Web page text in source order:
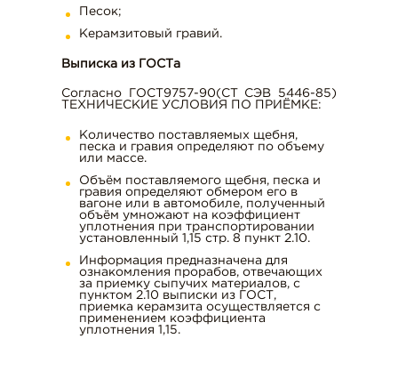
НАШИ УСЛУГИ
г. Тула, ул. С. Перовской, д. 4, оф. 10
t-s71@mail.ru
Песок;
Керамзитовый гравий.
Выписка из ГОСТа
Согласно ГОСТ9757-90(СТ СЭВ 5446-85)
ТЕХНИЧЕСКИЕ УСЛОВИЯ ПО ПРИЁМКЕ:
Количество поставляемых щебня,
песка и гравия определяют по объему
или массе.
Объём поставляемого щебня, песка и
гравия определяют обмером его в
вагоне или в автомобиле, полученный
объём умножают на коэффициент
уплотнения при транспортировании
установленный 1,15 стр. 8 пункт 2.10.
Информация предназначена для
ознакомления прорабов, отвечающих
за приемку сыпучих материалов, с
пунктом 2.10 выписки из ГОСТ,
приемка керамзита осуществляется с
применением коэффициента
уплотнения 1,15.